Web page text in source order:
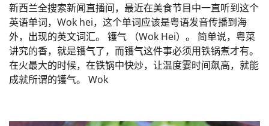
新西兰全搜索新闻直播间，最近在美食节目中一直听到这个
英语单词，Wok hei，这个单词应该是粤语发音传播到海
外，出现的英文词汇。 镬气 （Wok Hei）。 简单说，粤菜
讲究的香，就是镬气了，而镬气这件事必须用铁锅煮才有。
在火最大的时候，在铁锅中快炒，让温度霎时间飙高，就能
成就所谓的镬气。 Wok